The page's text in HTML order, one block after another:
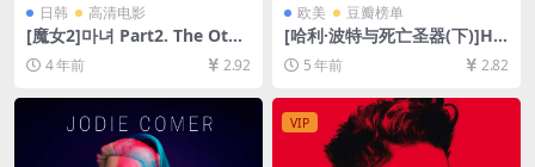
日韩 高清电影
[魔女2]마녀 Part2. The Othe
r One (2022)[百度网盘+迅雷
云盘资源1080P超清未删减]
4 年前 2.92
欧美 豆瓣榜单
[哈利·波特与死亡圣器(下)]Ha
rry Potter and the Deathly
Hallows: Part 2 (2011)[百度
清未删减][MP4/8.5GB][中英
字幕]
5 年前 2.82
VIP